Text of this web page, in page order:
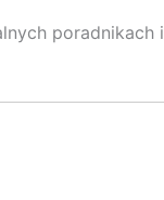
poradnikach i